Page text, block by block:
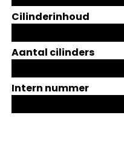
Cilinderinhoud
Aantal cilinders
Intern nummer